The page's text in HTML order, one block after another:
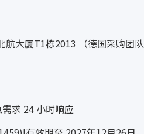
航大厦T1栋2013
（德国采购团队
求 24 小时响应